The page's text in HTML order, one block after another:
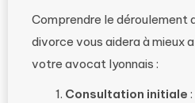
Comprendre le déroulement
divorce vous aidera à mieux
votre avocat lyonnais :
Consultation initiale